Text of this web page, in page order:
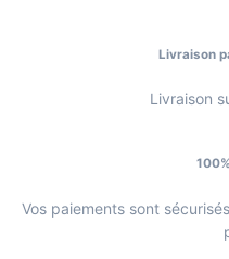
Livraison
Livraison
Vos paiements sont